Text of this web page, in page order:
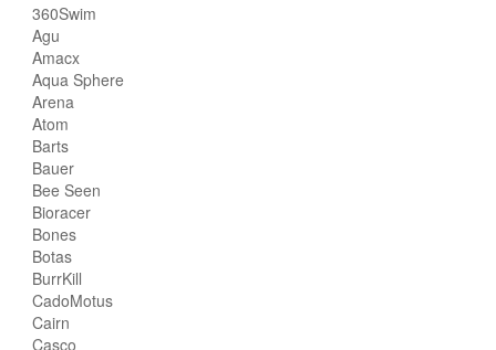
360Swim
Agu
Amacx
Aqua Sphere
Arena
Atom
Barts
Bauer
Bee Seen
Bioracer
Bones
Botas
BurrKill
CadoMotus
Cairn
Casco